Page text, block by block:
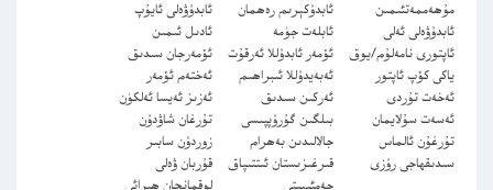
مۇھەممەتئىمىن
ئابدۇكېرىم رەھمان
ئابدۇۋەلى ئايۇپ
ئابدۇۋەلى ئەلى
ئابلەت جۈمە
ئادىل ئىمىن
ئاپتورى نامەلۇم/يوق
ياكى كۆپ ئاپتور
ئۆمەر ئابدۇللا ئەرقۇت
ئۆمەرجان سىدىق
ئەبەيدۇللا ئىبراھىم
ئەختەم ئۆمەر
ئەخەت تۇردى
ئەركىن سىدىق
ئەزىز ئەيسا ئەلكۈن
ئەسەت سۇلايمان
بىلگىن گۇرۇپپىسى
تۇرغان شاۋدۇن
تۇرغۇن ئالماس
جالالىدىن بەھرام
زوردۇن سابىر
سىدىقھاجى رۇزى
قىرغىزىستان ئىتتىپاق
جەمئىيىتى
قۇربان ۋەلى
لوقمانجان ھىرائى